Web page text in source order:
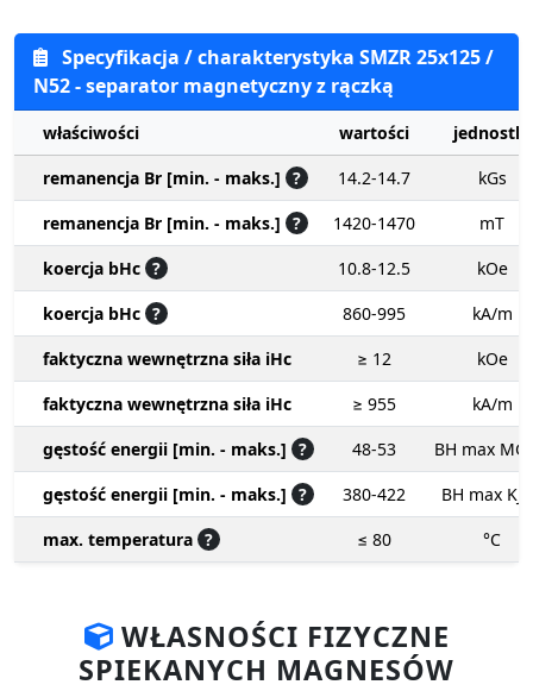
Specyfikacja / charakterystyka SMZR 25x125 /
N52 - separator magnetyczny z rączką
właściwości wartości
jednostki
remanencja Br [min. - maks.] ? 14.2-14.7
kGs
remanencja Br [min. - maks.] ? 1420-1470
mT
koercja bHc ? 10.8-12.5
kOe
koercja bHc ? 860-995
kA/m
faktyczna wewnętrzna siła iHc
≥ 12
kOe
faktyczna wewnętrzna siła iHc
≥ 955
kA/m
gęstość energii [min. - maks.] ? 48-53
BH max
gęstość energii [min. - maks.] ? 380-422
BH max
max. temperatura ? ≤ 80 °C
WŁASNOŚCI FIZYCZNE
SPIEKANYCH MAGNESÓW